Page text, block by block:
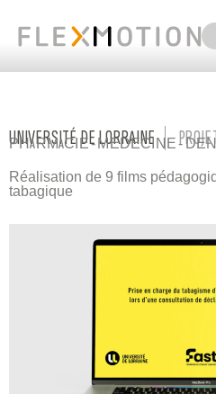
UNIVERSITÉ DE LORRAINE
PHARMACIE - MEDECINE -
Réalisation de 9 films
tabagique